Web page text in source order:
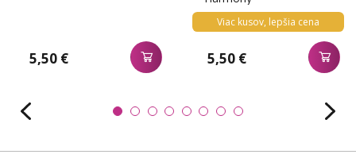
5,50 €
Viac kusov, lepšia cena
5,50 €